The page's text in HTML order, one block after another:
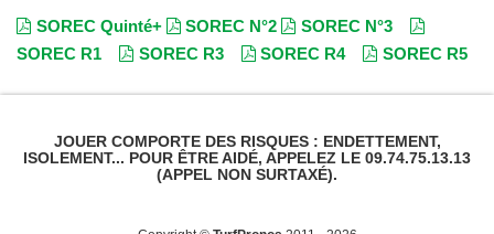
SOREC Quinté+ SOREC N°2
SOREC N°3
SOREC R1
SOREC R3 SOREC R4 SOREC R5
JOUER COMPORTE DES RISQUES : ENDETTEMENT,
ISOLEMENT... POUR ÊTRE AIDÉ, APPELEZ LE 09.74.75.13.13
(APPEL NON SURTAXÉ).